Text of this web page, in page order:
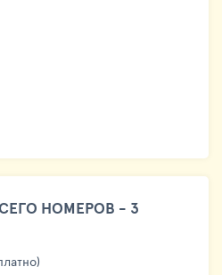
НОМЕРОВ - 3